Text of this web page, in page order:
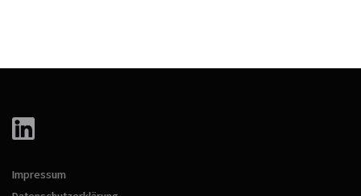
Impressum